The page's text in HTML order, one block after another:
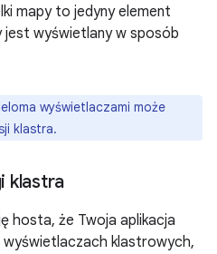
mapy to jedyny element
wyświetlany w sposób
wyświetlaczami może
klastra.
klastra
hosta, że Twoja aplikacja
wyświetlaczach klastrowych,